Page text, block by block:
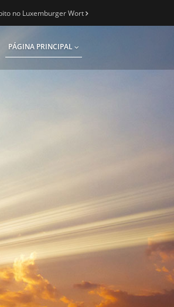
no Luxemburger Wort
PÁGINA PRINCIPAL